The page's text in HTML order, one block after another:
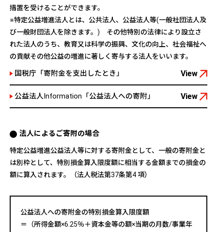
措置を受けることができます。
※特定公益増進法人とは、公共法人、公益法人等(一般社団法人及
び一般財団法人を除きます。) その他特別の法律により設立さ
れた法人のうち、教育又は科学の振興、文化の向上、社会福祉へ
の貢献その他公益の増進に著しく寄与する法人をいいます。
国税庁「寄附金を支出したとき」 View
公益法人Information「公益法人への寄附」 View
法人によるご寄附の場合
特定公益増進公益法人等に対する寄附金として、一般の寄附金と
は別枠として、特別損金算入限度額に相当する金額までの損金の
額に算入されます。（法人税法第37条第4 項）
公益法人への寄附金の特別損金算入限度額
＝（所得金額×6.25％＋資本金等の額×当期の月数/事業年